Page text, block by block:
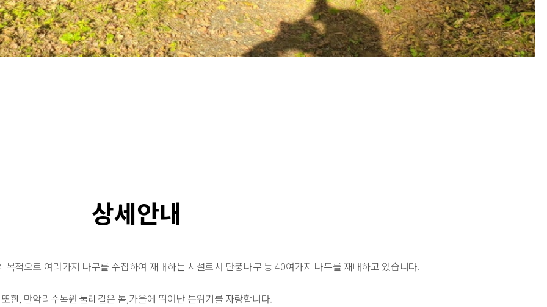
상세안내
적으로 여러가지 나무를 수집하여 재배하는 시설로서 단풍나무 등 40여가지 나무를 재배하고 있습니다.
또한, 만악리수목원 둘레길은 봄,가을에 뛰어난 분위기를 자랑합니다.